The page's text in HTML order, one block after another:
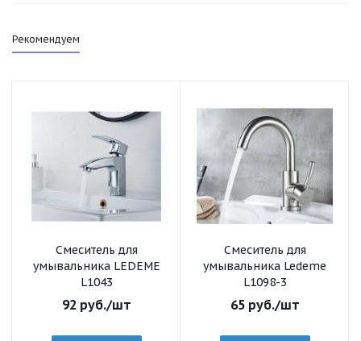
Рекомендуем
Смеситель для
умывальника LEDEME
L1043
92 руб./шт
Смеситель для
умывальника Ledeme
L1098-3
65руб./шт